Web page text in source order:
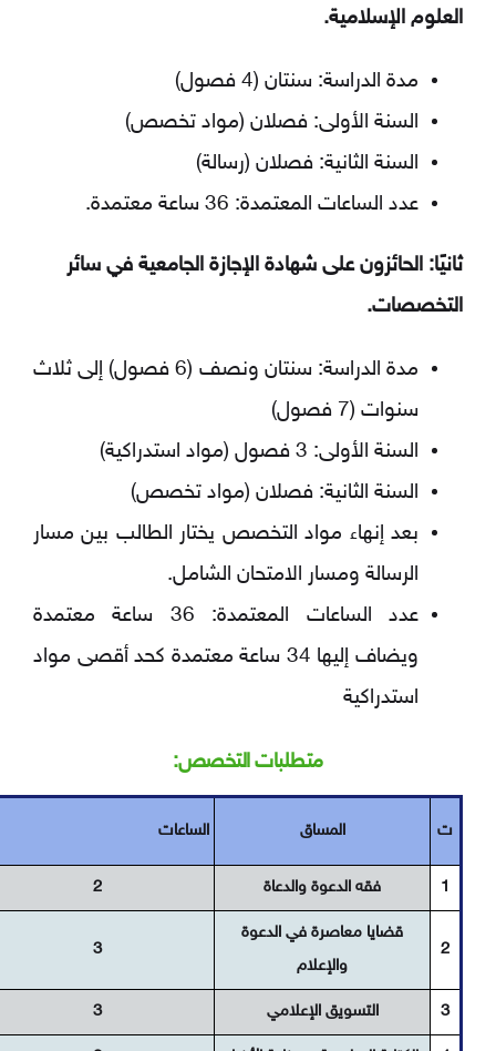
العلوم الإسلامية.
مدة الدراسة: سنتان (4 فصول)
السنة الأولى: فصلان (مواد تخصص)
السنة الثانية: فصلان (رسالة)
عدد الساعات المعتمدة: 36 ساعة معتمدة.
ثانيًا: الحائزون على شهادة الإجازة الجامعية في سائر
التخصصات.
مدة الدراسة: سنتان ونصف (6 فصول) إلى ثلاث
سنوات (7 فصول)
السنة الأولى: 3 فصول (مواد استدراكية)
السنة الثانية: فصلان (مواد تخصص)
بعد إنهاء مواد التخصص يختار الطالب بين مسار
الرسالة ومسار الامتحان الشامل.
عدد الساعات المعتمدة: 36 ساعة معتمدة
ويضاف إليها 34 ساعة معتمدة كحد أقصى مواد
استدراكية
متطلبات التخصص:
ت المساق الساعات
1 فقه الدعوة والدعاة 2
2
قضايا معاصرة في الدعوة
والإعلام
3
3 التسويق الإعلامي 3